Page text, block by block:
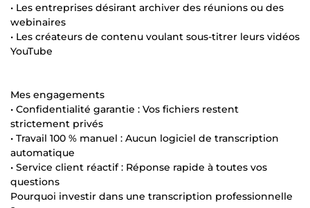
• Les entreprises désirant archiver des réunions ou des
webinaires
• Les créateurs de contenu voulant sous-titrer leurs vidéos
YouTube
Mes engagements
• Confidentialité garantie : Vos fichiers restent
strictement privés
• Travail 100 % manuel : Aucun logiciel de transcription
automatique
• Service client réactif : Réponse rapide à toutes vos
questions
Pourquoi investir dans une transcription professionnelle